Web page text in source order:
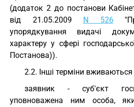
(додаток 2 до постанови
від 21.05.2009 N 526
упорядкування видачі
характеру у сфері
Постанова)).
2.2. Інші терміни
заявник - суб'єкт
уповноважена ним особа,